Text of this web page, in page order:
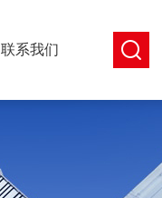
联系我们